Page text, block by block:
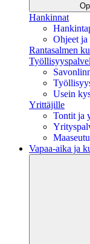
Hankinnat
Ohjeet ja
Rantasalmen
Usein
Yrittäjille
Tontit ja
Vapaa-aika ja